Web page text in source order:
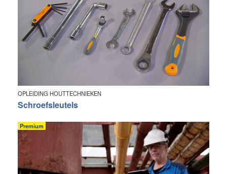
OPLEIDING HOUTTECHNIEKEN
Schroefsleutels
Premium